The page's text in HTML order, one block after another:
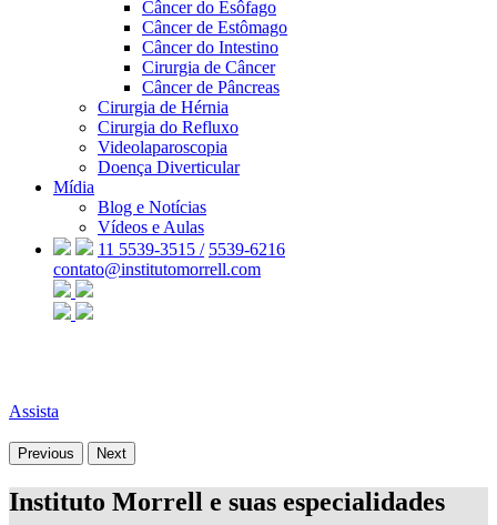
Câncer do Esôfago
Câncer de Estômago
Câncer do Intestino
Cirurgia de Câncer
Câncer de Pâncreas
Cirurgia de Hérnia
Cirurgia do Refluxo
Videolaparoscopia
Doença Diverticular
Mídia
Blog e Notícias
Vídeos e Aulas
11 5539-3515 / 5539-6216
contato@institutomorrell.com
Assista
Previous Next
Instituto Morrell e suas especialidades